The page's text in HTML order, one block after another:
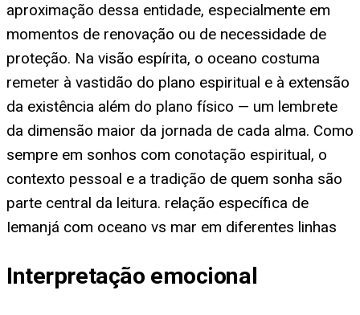
aproximação dessa entidade, especialmente em
momentos de renovação ou de necessidade de
proteção. Na visão espírita, o oceano costuma
remeter à vastidão do plano espiritual e à extensão
da existência além do plano físico — um lembrete
da dimensão maior da jornada de cada alma. Como
sempre em sonhos com conotação espiritual, o
contexto pessoal e a tradição de quem sonha são
parte central da leitura. relação específica de
Iemanjá com oceano vs mar em diferentes linhas
Interpretação emocional